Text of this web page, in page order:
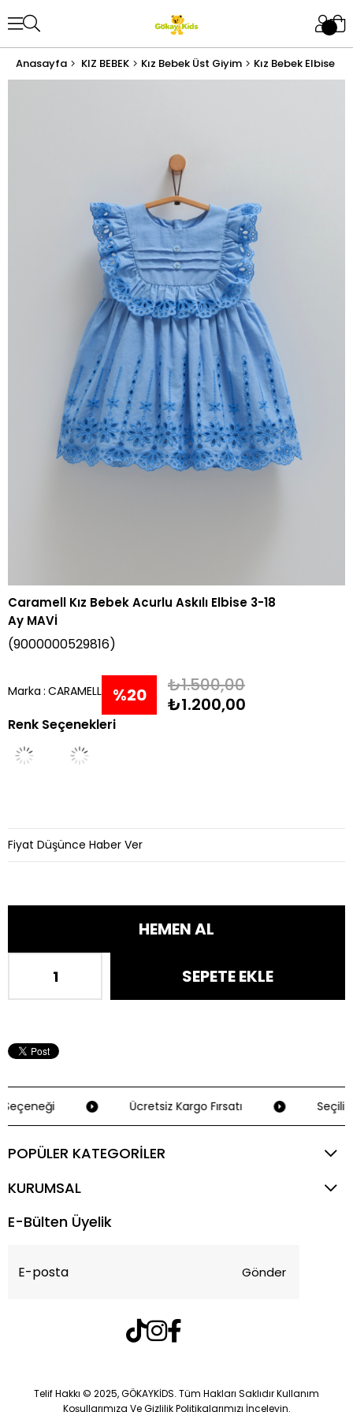
Anasayfa KIZ BEBEK Kız Bebek Üst Giyim Kız Bebek Elbise
Caramell Kız Bebek Acurlu Askılı Elbise 3-18
Ay MAVİ
(9000000529816)
Marka : CARAMELL %20
İndirim
₺1.500,00
₺1.200,00
Renk Seçenekleri
Fiyat Düşünce Haber Ver
Ücretsiz Kargo Fırsatı Seçili
POPÜLER KATEGORİLER
KURUMSAL
E-Bülten Üyelik
Gönder
Telif Hakkı © 2025, GÖKAYKİDS. Tüm Hakları Saklıdır Kullanım
Koşullarımıza Ve Gizlilik Politikalarımızı İnceleyin.